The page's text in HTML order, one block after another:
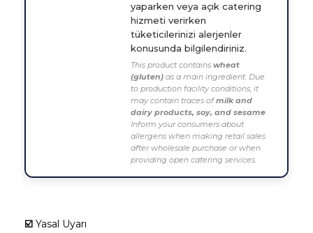
yaparken veya açık catering
hizmeti verirken
tüketicilerinizi alerjenler
konusunda bilgilendiriniz.
This product contains wheat
(gluten) as a main ingredient. Due
to production facility conditions, it
may contain traces ofmilk and
dairy products, soy, and sesame.
Inform your consumers about
allergens when making retail sales
after wholesale purchase or when
providing open catering services.
☑️ Yasal Uyarı